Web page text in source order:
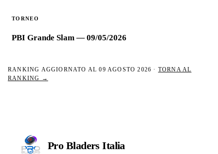
TORNEO
PBI Grande Slam — 09/05/2026
RANKING AGGIORNATO AL09 AGOSTO 2026 · TORNA AL
RANKING →
Pro BladersItalia